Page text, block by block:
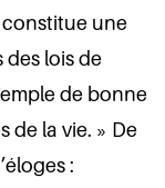
constitue une
lois de
de bonne
de la vie. » De
: